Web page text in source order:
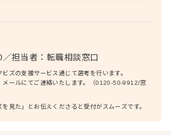
／担当者： 転職相談窓口
ズの支援サービス通じて選考を行います。
メールにてご連絡いたします。（0120-50-9912/窓
見た」とお伝えくださると受付がスムーズです。